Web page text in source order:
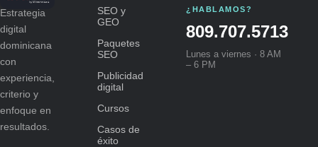
Estrategia
digital
dominicana
con
experiencia,
criterio y
enfoque en
resultados.
SEO y
GEO
Paquetes
SEO
Publicidad
digital
Cursos
Casos de
éxito
¿HABLAMOS?
809.707.5713
Lunes a viernes · 8 AM
– 6 PM